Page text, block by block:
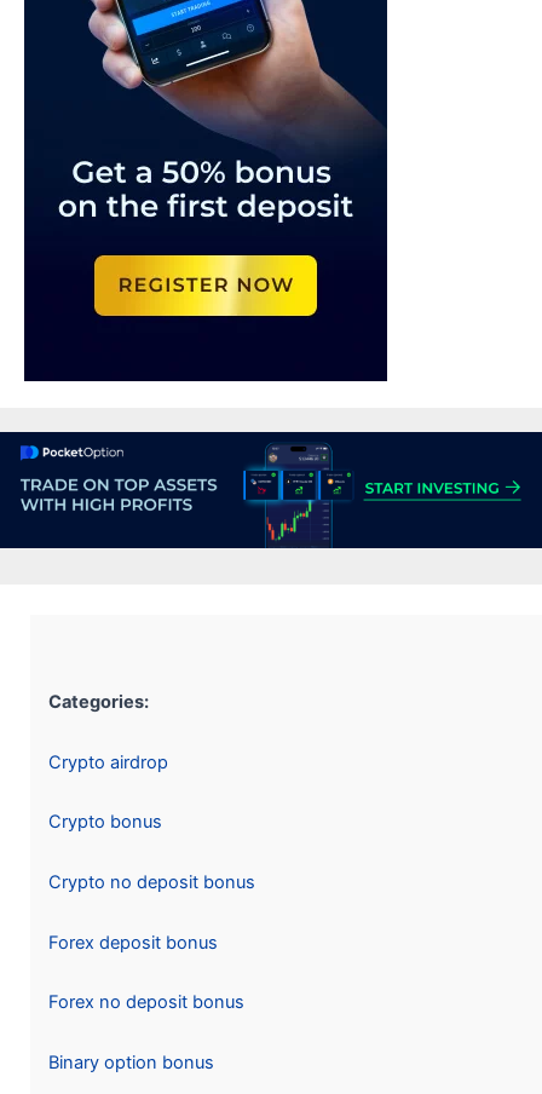
Categories:
Crypto airdrop
Crypto bonus
Crypto no deposit bonus
Forex deposit bonus
Forex no deposit bonus
Binary option bonus